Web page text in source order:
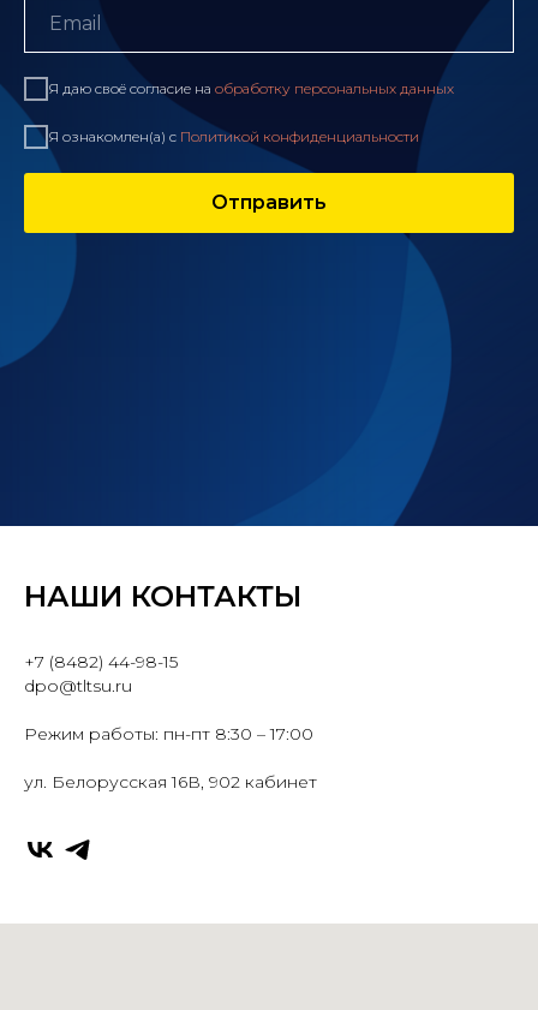
Я даю своё согласие на обработку персональных данных
Я ознакомлен(а) с Политикой конфиденциальности
Отправить
НАШИ КОНТАКТЫ
+7 (8482) 44-98-15
dpo@tltsu.ru
Режим работы: пн-пт 8:30 – 17:00
ул. Белорусская 16В, 902 кабинет